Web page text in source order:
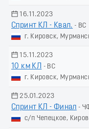
16.11.2023
Спринт КЛ - Квал. - ВС
г. Кировск,
15.11.2023
10 км КЛ
- ВС
г. Кировск,
25.01.2023
Спринт КЛ - Финал -
с/п Чепецкое,